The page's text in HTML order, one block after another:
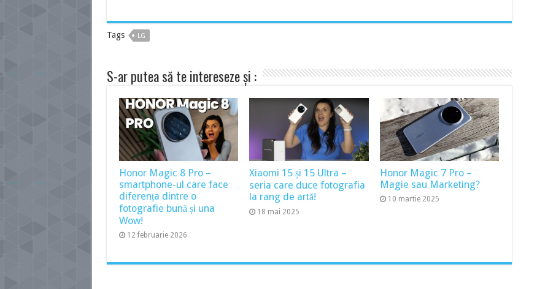
Tags LG
S-ar putea să te intereseze și :
Honor Magic 8 Pro –
smartphone-ul care face
diferența dintre o
fotografie bună și una
Wow!
12 februarie 2026
Xiaomi 15 și 15 Ultra –
seria care duce fotografia
la rang de artă!
18 mai 2025
Honor Magic 7 Pro –
Magie sau Marketing?
10 martie 2025